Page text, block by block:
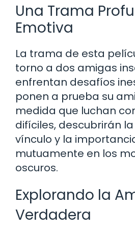
Una Trama
Emotiva
La trama de esta
torno a dos amigas
enfrentan desafíos
ponen a prueba su
medida que luchan
difíciles, descubrirán
vínculo y la
mutuamente en los
oscuros.
Explorando la
Verdadera